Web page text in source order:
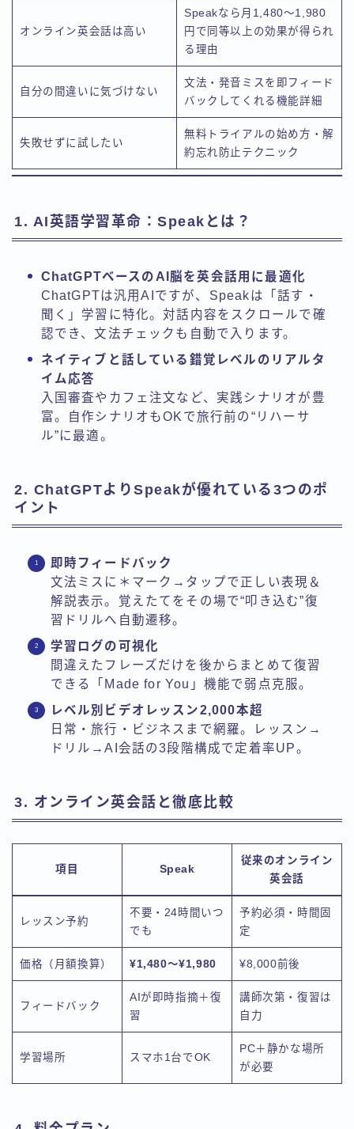
オンライン英会話は高い
Speakなら月1,480〜1,980
円で同等以上の効果が得られ
る理由
自分の間違いに気づけない
文法・発音ミスを即フィード
バックしてくれる機能詳細
失敗せずに試したい
無料トライアルの始め方・解
約忘れ防止テクニック
1. AI英語学習革命：Speakとは？
ChatGPTベースのAI脳を英会話用に最適化
ChatGPTは汎用AIですが、Speakは「話す・
聞く」学習に特化。対話内容をスクロールで確
認でき、文法チェックも自動で入ります。
ネイティブと話している錯覚レベルのリアルタ
イム応答
入国審査やカフェ注文など、実践シナリオが豊
富。自作シナリオもOKで旅行前の“リハーサ
ル”に最適。
2. ChatGPTよりSpeakが優れている3つのポ
イント
即時フィードバック
文法ミスに＊マーク→タップで正しい表現＆
解説表示。覚えたてをその場で“叩き込む”復
習ドリルへ自動遷移。
学習ログの可視化
間違えたフレーズだけを後からまとめて復習
できる「Made for You」機能で弱点克服。
レベル別ビデオレッスン2,000本超
日常・旅行・ビジネスまで網羅。レッスン→
ドリル→AI会話の3段階構成で定着率UP。
3. オンライン英会話と徹底比較
項目 Speak
従来のオンライン
英会話
レッスン予約
不要・24時間いつ
でも
予約必須・時間固
定
価格（月額換算） ¥1,480〜¥1,980 ¥8,000前後
フィードバック
AIが即時指摘＋復
習
講師次第・復習は
自力
学習場所 スマホ1台でOK
PC＋静かな場所
が必要